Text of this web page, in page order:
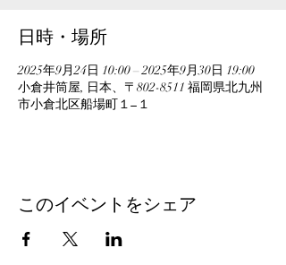
日時・場所
2025年9月24日 10:00 – 2025年9月30日 19:00
小倉井筒屋, 日本、〒802-8511 福岡県北九州
市小倉北区船場町１−１
このイベントをシェア